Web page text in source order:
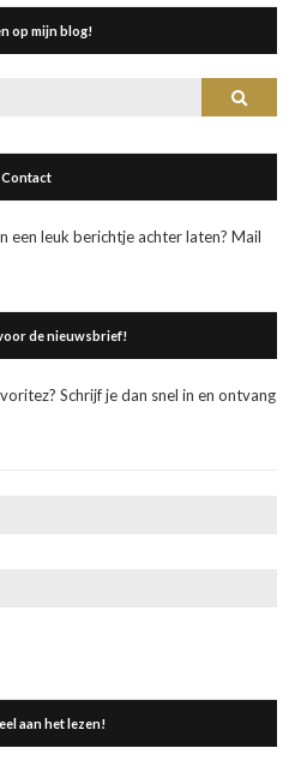
op mijn blog!
Contact
een leuk berichtje achter laten? Mail
de nieuwsbrief!
Schrijf je dan snel in en ontvang
aan het lezen!